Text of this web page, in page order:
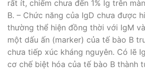
rất ít, chiếm chưa đến 1% Ig trên
B. – Chức năng của IgD chưa được
thường thể hiện đồng thời với IgM
một dấu ấn (marker) của tế bào B
chưa tiếp xúc kháng nguyên. Có lẽ
cơ chế biệt hóa của tế bào B thành